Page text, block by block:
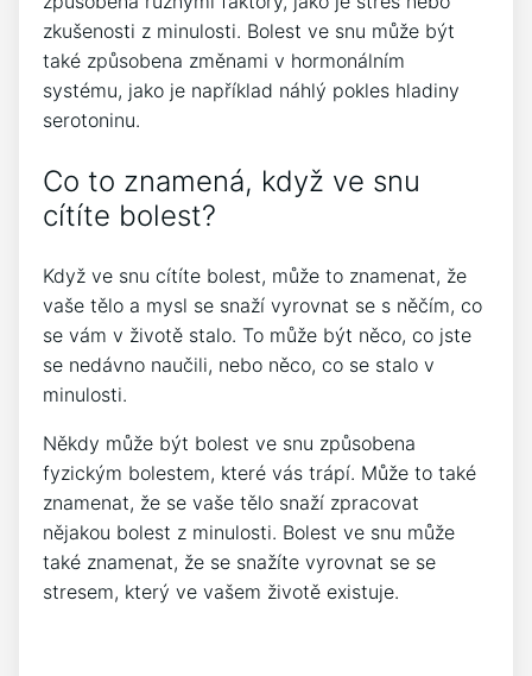
zkušenosti z minulosti. Bolest ve snu může být
také způsobena změnami v hormonálním
systému, jako je například náhlý pokles hladiny
serotoninu.
Co to znamená, když ve snu
cítíte bolest?
Když ve snu cítíte bolest, může to znamenat, že
vaše tělo a mysl se snaží vyrovnat se s něčím, co
se vám v životě stalo. To může být něco, co jste
se nedávno naučili, nebo něco, co se stalo v
minulosti.
Někdy může být bolest ve snu způsobena
fyzickým bolestem, které vás trápí. Může to také
znamenat, že se vaše tělo snaží zpracovat
nějakou bolest z minulosti. Bolest ve snu může
také znamenat, že se snažíte vyrovnat se se
stresem, který ve vašem životě existuje.